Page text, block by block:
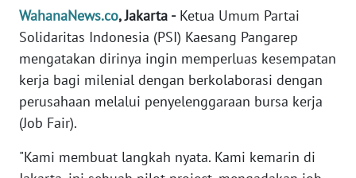
WahanaNews.co, Jakarta -Ketua Umum Partai
Solidaritas Indonesia (PSI) Kaesang Pangarep
mengatakan dirinya ingin memperluas kesempatan
kerja bagi milenial dengan berkolaborasi dengan
perusahaan melalui penyelenggaraan bursa kerja
(Job Fair).
"Kami membuat langkah nyata. Kami kemarin di
INDEKS
KONTAK
KAMI
INFO